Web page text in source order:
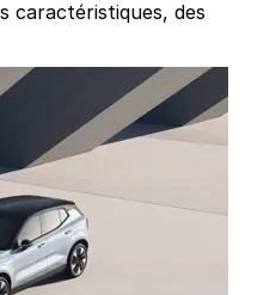
caractéristiques, des